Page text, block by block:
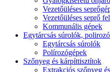
Vezetőüléses
Vezetőüléses seprő
Kommunális gépek
Egytárcsás súrolók,
Egytárcsás súrolók
Polírozógépek
Szőnyeg és kárpíttisztítok
Extrakciós szőnyeg